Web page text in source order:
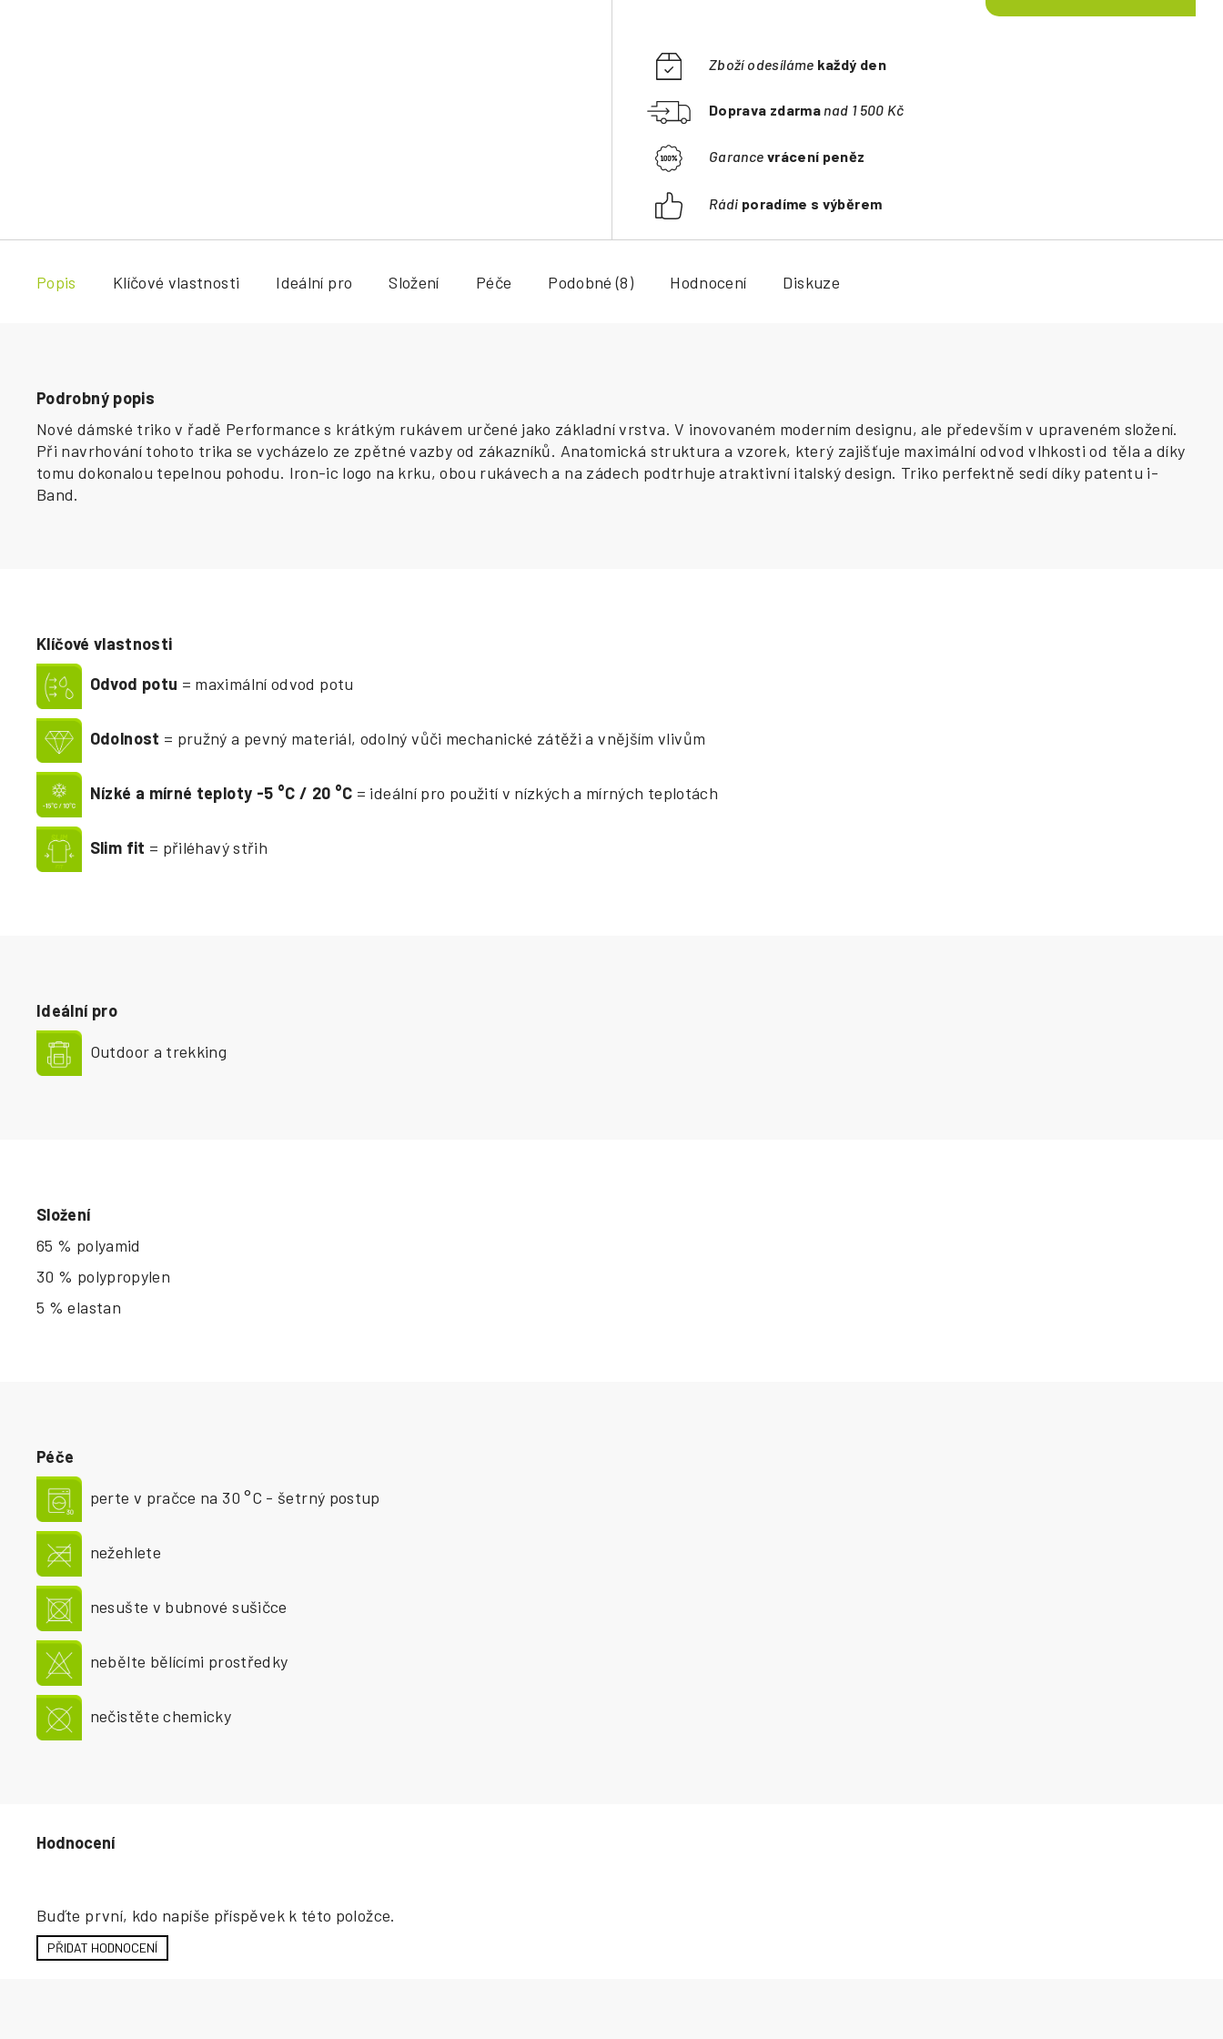
Zboží odesíláme každý den
Doprava zdarma nad 1 500 Kč
Garance vrácení peněz
Rádi poradíme s výběrem
Popis Klíčové vlastnosti Ideální pro Složení Péče Podobné (8) Hodnocení Diskuze
Podrobný popis
Nové dámské triko v řadě Performance s krátkým rukávem určené jako základní vrstva. V inovovaném moderním designu, ale především v upraveném složení.
Při navrhování tohoto trika se vycházelo ze zpětné vazby od zákazníků. Anatomická struktura a vzorek, který zajišťuje maximální odvod vlhkosti od těla a díky
tomu dokonalou tepelnou pohodu. Iron-ic logo na krku, obou rukávech a na zádech podtrhuje atraktivní italský design. Triko perfektně sedí díky patentu i-
Band.
Buďte první, kdo napíše příspěvek k této položce.
PŘIDAT HODNOCENÍ
Péče
perte v pračce na 30 °C - šetrný postup
nežehlete
nesušte v bubnové sušičce
nebělte bělícími prostředky
nečistěte chemicky
Složení
65 % polyamid
30 % polypropylen
5 % elastan
Ideální pro
Outdoor a trekking
Klíčové vlastnosti
Odvod potu = maximální odvod potu
Odolnost = pružný a pevný materiál, odolný vůči mechanické zátěži a vnějším vlivům
Nízké a mírné teploty -5 °C / 20 °C = ideální pro použití v nízkých a mírných teplotách
Slim fit = přiléhavý střih